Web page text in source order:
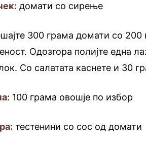
домати со сирење
300 грама домати со
Одозгора полијте една
Со салатата каснете и 30
100 грама овошје по избор
тестенини со сос од домати